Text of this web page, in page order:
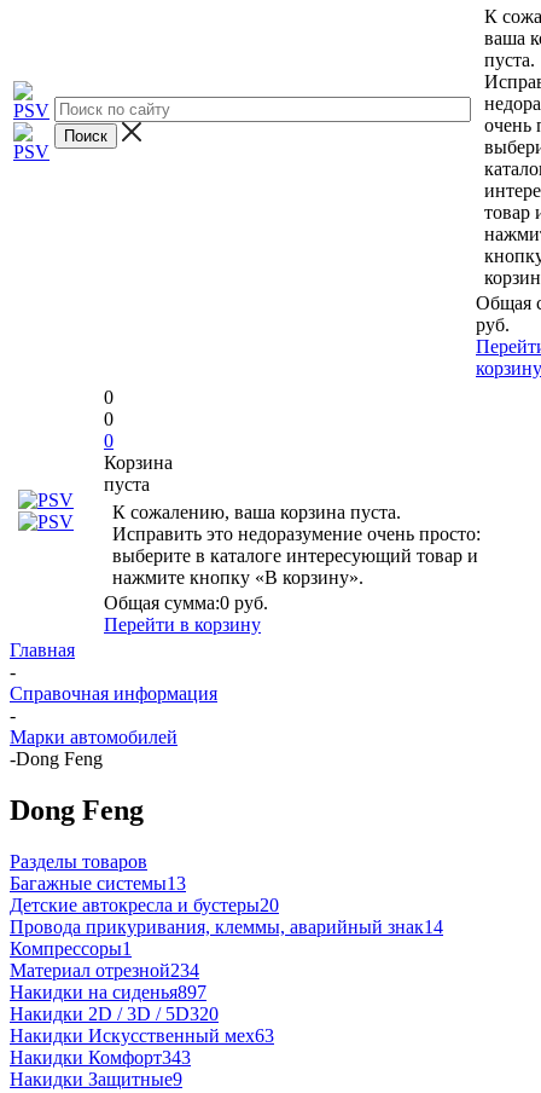
К
ваша
пуста.
очень
товар
Общая
руб.
корзину
0
0
0
Корзина
пуста
К сожалению, ваша корзина пуста.
Исправить это недоразумение очень просто:
выберите в каталоге интересующий товар и
нажмите кнопку «В корзину».
Общая сумма:0 руб.
Перейти в корзину
Главная
-
Справочная информация
-
Марки автомобилей
-Dong Feng
Dong Feng
Разделы товаров
Багажные системы13
Детские автокресла и бустеры20
Провода прикуривания, клеммы, аварийный знак14
Компрессоры1
Материал отрезной234
Накидки на сиденья897
Накидки 2D / 3D / 5D320
Накидки Искусственный мех63
Накидки Комфорт343
Накидки Защитные9